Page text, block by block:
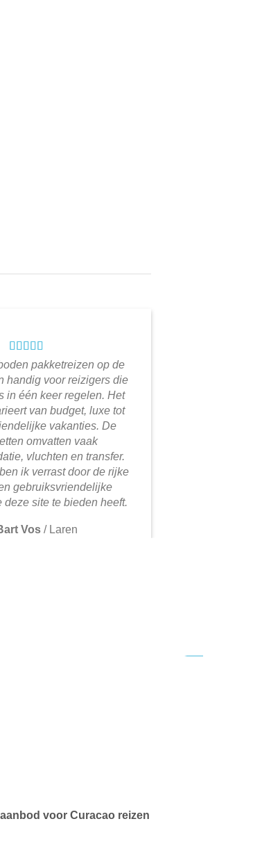
pakketreizen op de
handig voor reizigers die
in één keer regelen. Het
van budget, luxe tot
vakanties. De
omvatten vaak
vluchten en transfer.
ik verrast door de rijke
gebruiksvriendelijke
deze site te bieden heeft.
Vos / Laren
voor Curacao reizen